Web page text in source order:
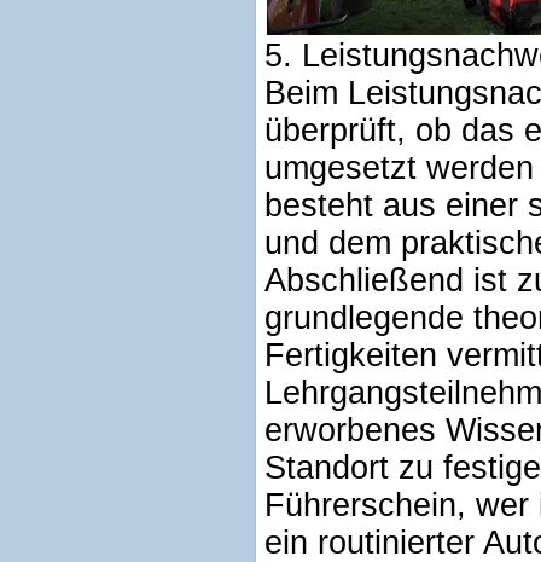
5.
Beim
überprüft, ob das
umgesetzt
besteht aus einer
und dem
Abschließend ist
grundlegende
Fertigkeiten
erworbenes
Standort zu
Führerschein,
ein routinierter